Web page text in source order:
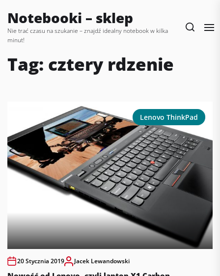
the
content
Notebooki – sklep
Nie trać czasu na szukanie – znajdź idealny notebook w kilka
minut!
Tag: cztery rdzenie
Lenovo ThinkPad
20 Stycznia 2019 Jacek Lewandowski